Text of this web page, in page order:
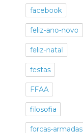
facebook
feliz-ano-novo
feliz-natal
festas
FFAA
filosofia
forcas-armadas